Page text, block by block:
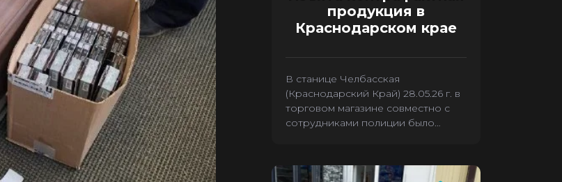
продукция в
Краснодарском крае
В станице Челбасская
(Краснодарский Край) 28.05.26 г. в
торговом магазине совместно с
сотрудниками полиции было